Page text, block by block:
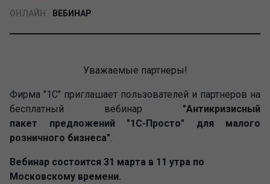
ОНЛАЙН ВЕБИНАР
Уважаемые партнеры!
Фирма "1С" приглашает пользователей и партнеров на
бесплатный вебинар "Антикризисный
пакет предложений "1С-Просто" для малого
розничного бизнеса".
Вебинар состоится 31 марта в 11 утра по
Московскому времени.